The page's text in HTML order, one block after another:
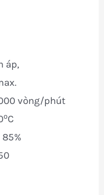
áp,
vòng/phút
oC